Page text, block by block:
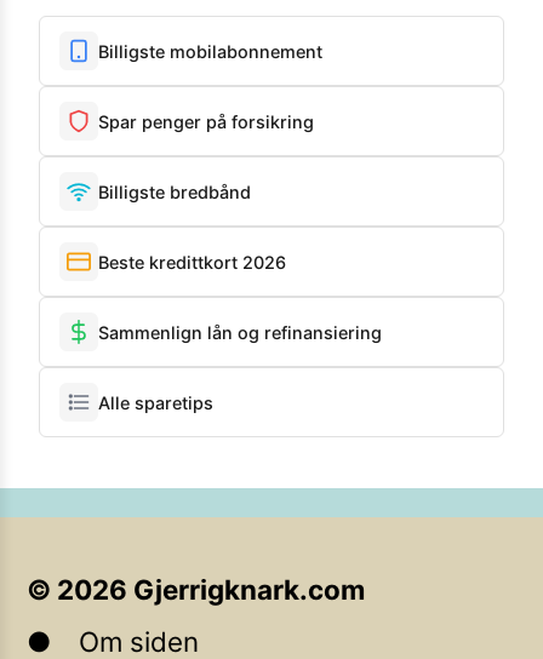
Billigste mobilabonnement
Spar penger på forsikring
Billigste bredbånd
Beste kredittkort 2026
Sammenlign lån og refinansiering
Alle sparetips
© 2026 Gjerrigknark.com
Om siden